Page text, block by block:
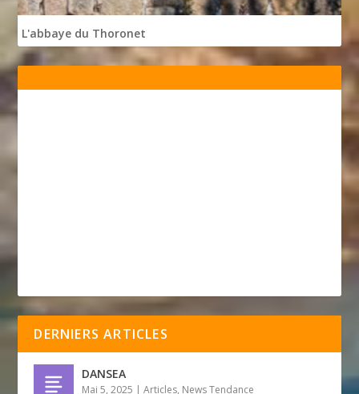
L'abbaye du Thoronet
DERNIERS ARTICLES
DANSEA
Mai 5, 2025 |Articles, News Tendance